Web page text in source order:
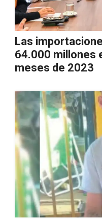
Las
64.000 millones
meses de 2023